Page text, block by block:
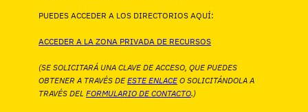
PUEDES ACCEDER A LOS DIRECTORIOS AQUÍ:
ACCEDER A LA ZONA PRIVADA DE RECURSOS
(SE SOLICITARÁ UNA CLAVE DE ACCESO, QUE PUEDES
OBTENER A TRAVÉS DE ESTE ENLACE O SOLICITÁNDOLA A
TRAVÉS DEL FORMULARIO DE CONTACTO.)